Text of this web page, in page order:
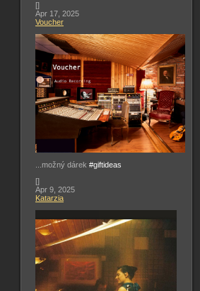
[]
Apr 17, 2025
Voucher
...možný dárek #giftideas
[]
Apr 9, 2025
Katarzia